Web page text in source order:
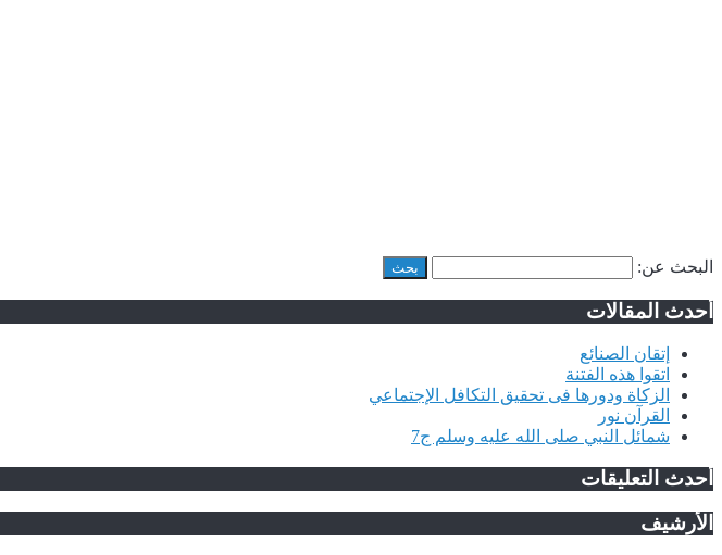
البحث عن:
أحدث المقالات
إتقان الصنائع
اتقوا هذه الفتنة
الزكاة ودورها فى تحقيق التكافل الإجتماعي
القرآن نور
شمائل النبي صلى الله عليه وسلم ج7
أحدث التعليقات
الأرشيف